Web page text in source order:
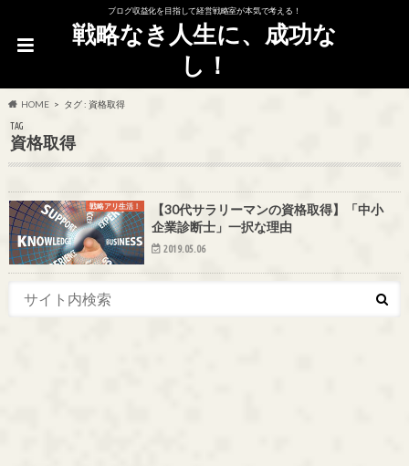
ブログ収益化を目指して経営戦略室が本気で考える！
戦略なき人生に、成功な
し！
HOME タグ : 資格取得
TAG
資格取得
戦略アリ生活！
【30代サラリーマンの資格取得】「中小
企業診断士」一択な理由
2019.05.06